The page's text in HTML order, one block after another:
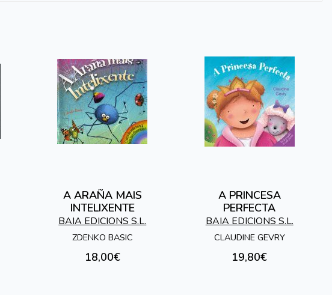
A ARAÑA MAIS
INTELIXENTE
BAIA EDICIONS S.L.
ZDENKO BASIC
18,00€
A PRINCESA
PERFECTA
BAIA EDICIONS S.L.
CLAUDINE GEVRY
19,80€